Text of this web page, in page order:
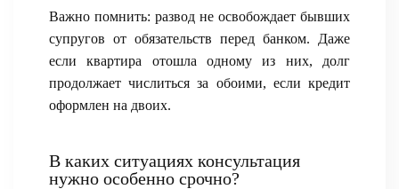
Важно помнить: развод не освобождает бывших
супругов от обязательств перед банком. Даже
если квартира отошла одному из них, долг
продолжает числиться за обоими, если кредит
оформлен на двоих.
В каких ситуациях консультация
нужно особенно срочно?